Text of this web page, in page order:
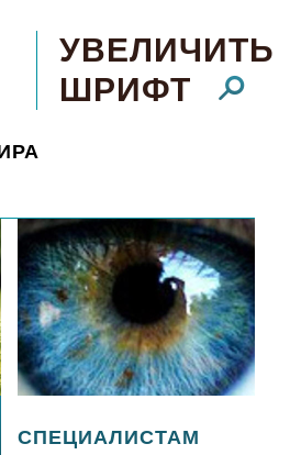
УВЕЛИЧИТЬ
ШРИФТ
СПЕЦИАЛИСТАМ